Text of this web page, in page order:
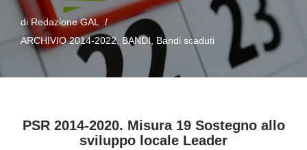
diRedazione GAL
ARCHIVIO 2014-2022, BANDI Bandi scaduti
PSR 2014-2020. Misura 19 Sostegno allo
sviluppo locale Leader